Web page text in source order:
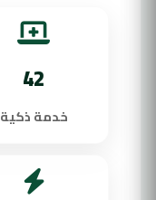
42
خدمة ذكية